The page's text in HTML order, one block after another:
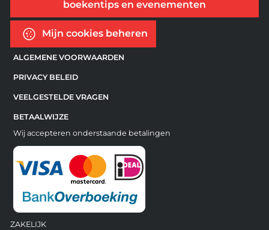
boekentips en evenementen
Mijn cookies beheren
ALGEMENE VOORWAARDEN
PRIVACY BELEID
VEELGESTELDE VRAGEN
BETAALWIJZE
Wij accepteren onderstaande betalingen
ZAKELIJK